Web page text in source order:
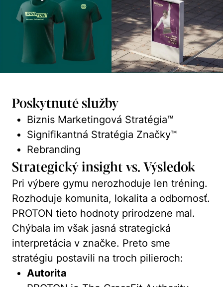
Poskytnuté služby
Biznis Marketingová Stratégia™
Signifikantná Stratégia Značky™
Rebranding
Strategický insight vs. Výsledok
Pri výbere gymu nerozhoduje len tréning.
Rozhoduje komunita, lokalita a odbornosť.
PROTON tieto hodnoty prirodzene mal.
Chýbala im však jasná strategická
interpretácia v značke. Preto sme
stratégiu postavili na troch pilieroch:
Autorita